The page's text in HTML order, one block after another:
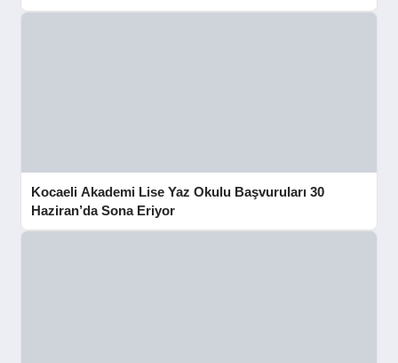
Kocaeli Akademi Lise Yaz Okulu Başvuruları 30
Haziran’da Sona Eriyor